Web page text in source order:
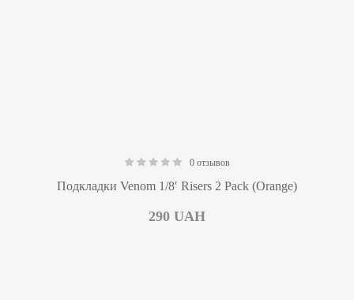
0 отзывов
Подкладки Venom 1/8′ Risers 2 Pack (Orange)
290 UAH